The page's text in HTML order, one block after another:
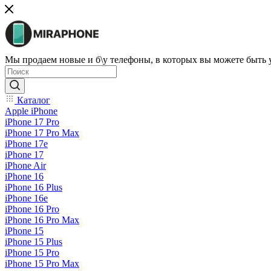
Мы продаем новые и б\у телефоны, в которых вы можете быть
Каталог
Apple iPhone
iPhone 17 Pro
iPhone 17 Pro Max
iPhone 17e
iPhone 17
iPhone Air
iPhone 16
iPhone 16 Plus
iPhone 16e
iPhone 16 Pro
iPhone 16 Pro Max
iPhone 15
iPhone 15 Plus
iPhone 15 Pro
iPhone 15 Pro Max